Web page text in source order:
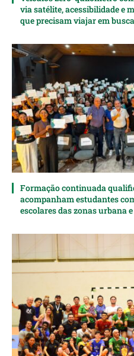
via satélite, acessibilidade e
que precisam viajar em
Formação continuada
acompanham estudantes
escolares das zonas urbana